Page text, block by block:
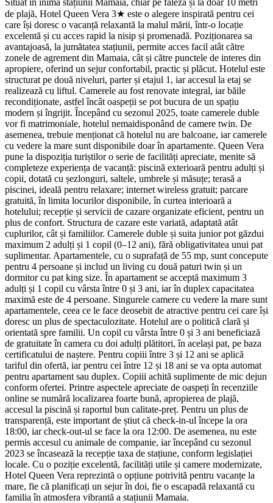
de plajă, Hotel Queen Vera 3★ este o alegere inspirată pentru cei
care își doresc o vacanță relaxantă la malul mării, într-o locație
excelentă și cu acces rapid la nisip și promenadă. Poziționarea sa
avantajoasă, la jumătatea stațiunii, permite acces facil atât către
zonele de agrement din Mamaia, cât și către punctele de interes din
apropiere, oferind un sejur confortabil, practic și plăcut. Hotelul este
structurat pe două niveluri, parter și etajul 1, iar accesul la etaj se
realizează cu liftul. Camerele au fost renovate integral, iar băile
recondiționate, astfel încât oaspeții se pot bucura de un spațiu
modern și îngrijit. Începând cu sezonul 2025, toate camerele duble
vor fi matrimoniale, hotelul nemaidisponând de camere twin. De
asemenea, trebuie menționat că hotelul nu are balcoane, iar camerele
cu vedere la mare sunt disponibile doar în apartamente. Queen Vera
pune la dispoziția turiștilor o serie de facilități apreciate, menite să
completeze experiența de vacanță: piscină exterioară pentru adulți și
copii, dotată cu șezlonguri, saltele, umbrele și măsuțe; terasă a
piscinei, ideală pentru relaxare; internet wireless gratuit; parcare
gratuită, în limita locurilor disponibile, în curtea interioară a
hotelului; recepție și servicii de cazare organizate eficient, pentru un
plus de confort. Structura de cazare este variată, adaptată atât
cuplurilor, cât și familiilor. Camerele duble și suita junior pot găzdui
maximum 2 adulți și 1 copil (0–12 ani), fără obligativitatea unui pat
suplimentar. Apartamentele, cu o suprafață de 55 mp, sunt concepute
pentru 4 persoane și includ un living cu două paturi twin și un
dormitor cu pat king size. În apartament se acceptă maximum 3
adulți și 1 copil cu vârsta între 0 și 3 ani, iar în duplex capacitatea
maximă este de 4 persoane. Singurele camere cu vedere la mare sunt
apartamentele, ceea ce le face deosebit de atractive pentru cei care își
doresc un plus de spectaculozitate. Hotelul are o politică clară și
orientată spre familii. Un copil cu vârsta între 0 și 3 ani beneficiază
de gratuitate în camera cu doi adulți plătitori, în același pat, pe baza
certificatului de naștere. Pentru copiii între 3 și 12 ani se aplică
tariful din ofertă, iar pentru cei între 12 și 18 ani se va opta automat
pentru apartament sau duplex. Copiii achită suplimente de mic dejun
conform ofertei. Printre aspectele apreciate de oaspeți în recenziile
online se numără localizarea foarte bună, apropierea de plajă,
accesul la piscină și raportul bun calitate-preț. Pentru un plus de
transparență, este important de știut că check-in-ul începe la ora
18:00, iar check-out-ul se face la ora 12:00. De asemenea, nu este
permis accesul cu animale de companie, iar începând cu sezonul
2023 se încasează la recepție taxa de stațiune, conform legislației
locale. Cu o poziție excelentă, facilități utile și camere modernizate,
Hotel Queen Vera reprezintă o opțiune potrivită pentru vacanțe la
mare, fie că planificați un sejur în doi, fie o escapadă relaxantă cu
familia în atmosfera vibrantă a stațiunii Mamaia.